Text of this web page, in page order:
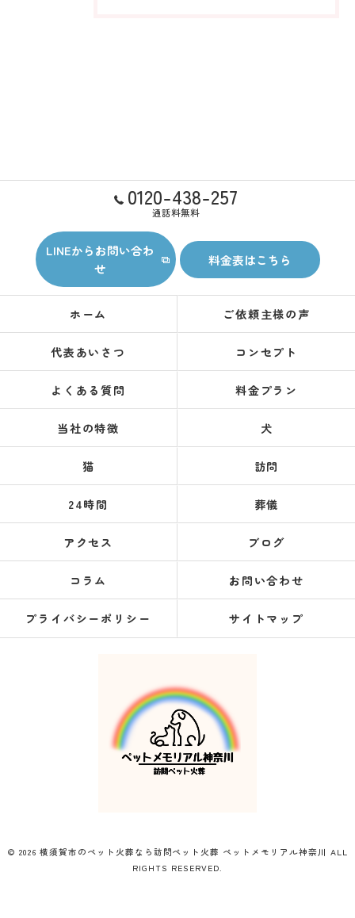
0120-438-257
通話料無料
LINEからお問い合わ
せ
料金表はこちら
ホーム ご依頼主様の声
代表あいさつ コンセプト
よくある質問 料金プラン
当社の特徴 犬
猫 訪問
24時間 葬儀
アクセス ブログ
コラム お問い合わせ
プライバシーポリシー サイトマップ
© 2026 横須賀市のペット火葬なら訪問ペット火葬 ペットメモリアル神奈川 ALL
RIGHTS RESERVED.